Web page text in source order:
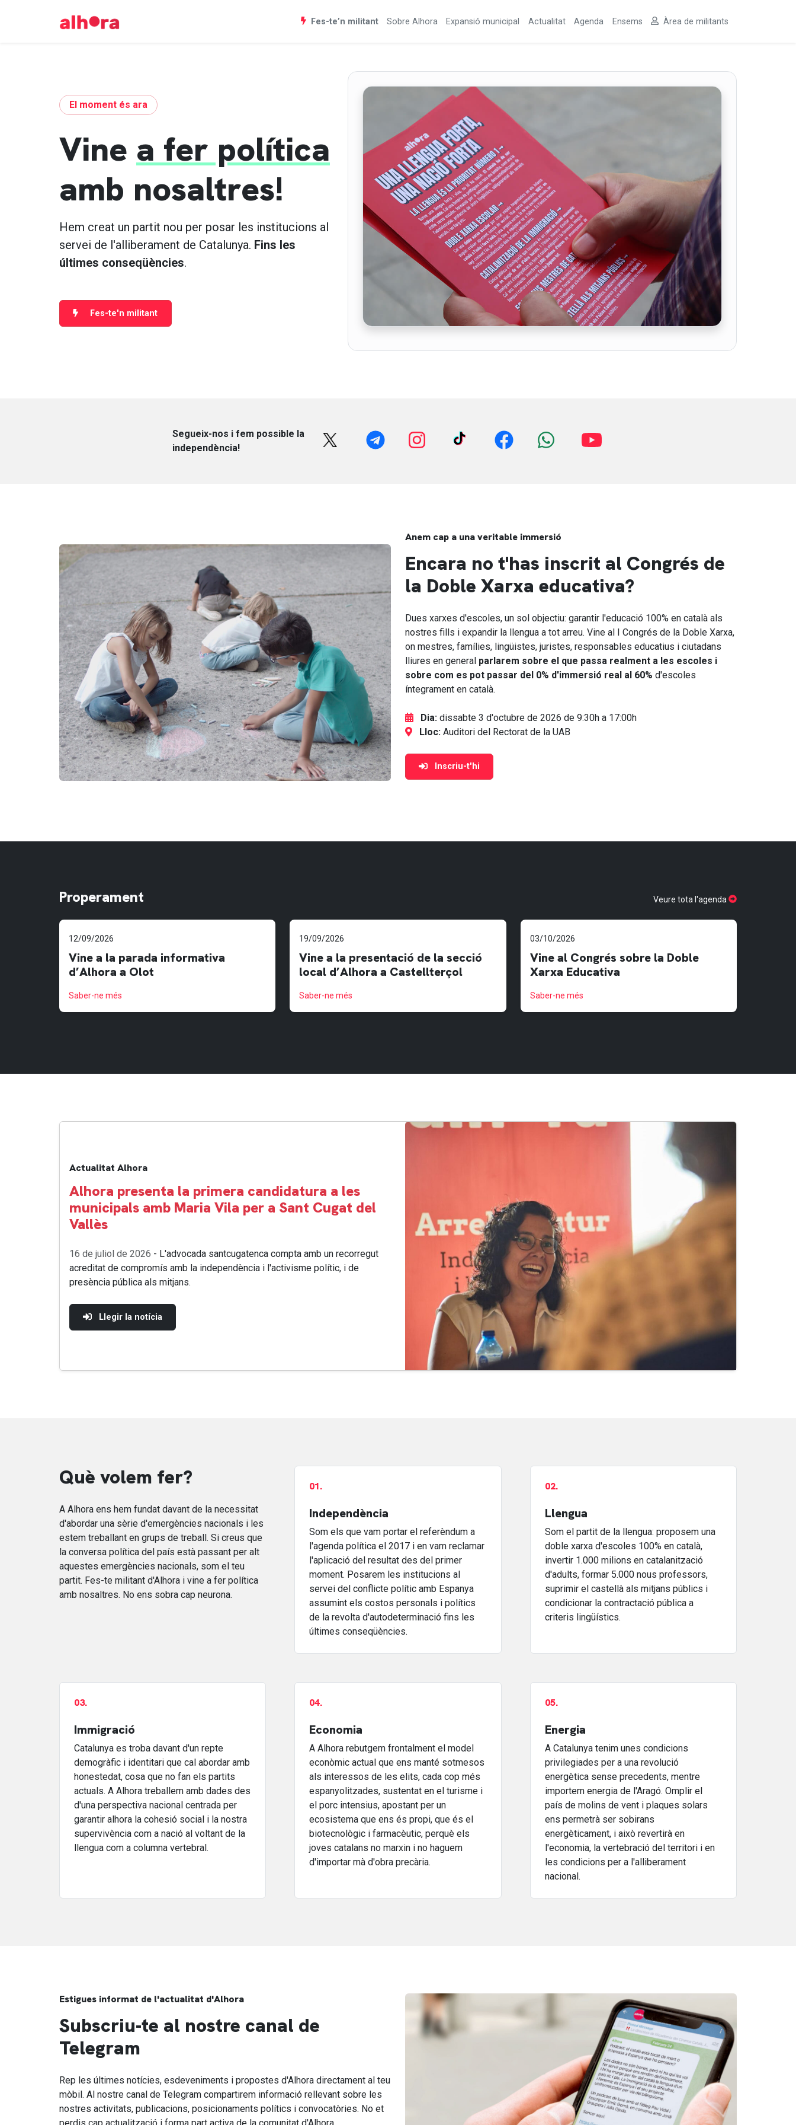
Fes-te’n militant Sobre Alhora Expansió municipal Actualitat Agenda Ensems Àrea de militants
El moment és ara
Vine a fer política
amb nosaltres!
Hem creat un partit nou per posar les institucions al
servei de l'alliberament de Catalunya. Fins les
últimes conseqüències.
Fes-te'n militant
Segueix-nos i fem possible la
independència!
Anem cap a una veritable immersió
Encara no t'has inscrit al Congrés de
la Doble Xarxa educativa?
Dues xarxes d'escoles, un sol objectiu: garantir l'educació 100% en català als
nostres fills i expandir la llengua a tot arreu. Vine al I Congrés de la Doble Xarxa,
on mestres, famílies, lingüistes, juristes, responsables educatius i ciutadans
lliures en general parlarem sobre el que passa realment a les escoles i
sobre com es pot passar del 0% d'immersió real al 60% d'escoles
íntegrament en català.
Dia: dissabte 3 d'octubre de 2026 de 9:30h a 17:00h
Lloc: Auditori del Rectorat de la UAB
Inscriu-t'hi
Properament Veure tota l'agenda
12/09/2026
Vine a la parada informativa
d’Alhora a Olot
Saber-ne més
19/09/2026
Vine a la presentació de la secció
local d’Alhora a Castellterçol
Saber-ne més
03/10/2026
Vine al Congrés sobre la Doble
Xarxa Educativa
Saber-ne més
Actualitat Alhora
Alhora presenta la primera candidatura a les
municipals amb Maria Vila per a Sant Cugat del
Vallès
16 de juliol de 2026 - L'advocada santcugatenca compta amb un recorregut
acreditat de compromís amb la independència i l'activisme polític, i de
presència pública als mitjans.
Llegir la notícia
Què volem fer?
A Alhora ens hem fundat davant de la necessitat
d'abordar una sèrie d'emergències nacionals i les
estem treballant en grups de treball. Si creus que
la conversa política del país està passant per alt
aquestes emergències nacionals, som el teu
partit. Fes-te militant d'Alhora i vine a fer política
amb nosaltres. No ens sobra cap neurona.
01.
Independència
Som els que vam portar el referèndum a
l'agenda política el 2017 i en vam reclamar
l'aplicació del resultat des del primer
moment. Posarem les institucions al
servei del conflicte polític amb Espanya
assumint els costos personals i polítics
de la revolta d'autodeterminació fins les
últimes conseqüències.
02.
Llengua
Som el partit de la llengua: proposem una
doble xarxa d'escoles 100% en català,
invertir 1.000 milions en catalanització
d'adults, formar 5.000 nous professors,
suprimir el castellà als mitjans públics i
condicionar la contractació pública a
criteris lingüístics.
03.
Immigració
Catalunya es troba davant d'un repte
demogràfic i identitari que cal abordar amb
honestedat, cosa que no fan els partits
actuals. A Alhora treballem amb dades des
d'una perspectiva nacional centrada per
garantir alhora la cohesió social i la nostra
supervivència com a nació al voltant de la
llengua com a columna vertebral.
04.
Economia
A Alhora rebutgem frontalment el model
econòmic actual que ens manté sotmesos
als interessos de les elits, cada cop més
espanyolitzades, sustentat en el turisme i
el porc intensius, apostant per un
ecosistema que ens és propi, que és el
biotecnològic i farmacèutic, perquè els
joves catalans no marxin i no haguem
d'importar mà d'obra precària.
05.
Energia
A Catalunya tenim unes condicions
privilegiades per a una revolució
energètica sense precedents, mentre
importem energia de l'Aragó. Omplir el
país de molins de vent i plaques solars
ens permetrà ser sobirans
energèticament, i això revertirà en
l'economia, la vertebració del territori i en
les condicions per a l'alliberament
nacional.
Estigues informat de l'actualitat d'Alhora
Subscriu-te al nostre canal de
Telegram
Rep les últimes notícies, esdeveniments i propostes d'Alhora directament al teu
mòbil. Al nostre canal de Telegram compartirem informació rellevant sobre les
nostres activitats, publicacions, posicionaments polítics i convocatòries. No et